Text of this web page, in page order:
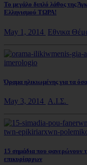
Το μεγάλο διπλό λάθος της
Ελληνισμού ΤΩΡΑ!
May 1, 2014 Εθνικα
Όραμα ηλικιωμένης για τα
May 3, 2014 Α.Ι.Σ.
15 σημάδια που φανερώνουν
επικυρίαρχων